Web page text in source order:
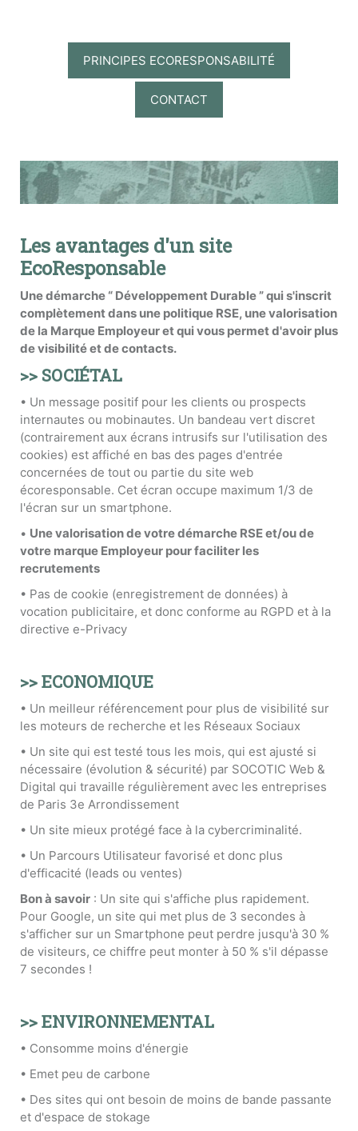
PRINCIPES ECORESPONSABILITÉ
CONTACT
Les avantages d'un site
EcoResponsable
Une démarche “ Développement Durable ” qui s'inscrit
complètement dans une politique RSE, une valorisation
de la Marque Employeur et qui vous permet d'avoir plus
de visibilité et de contacts.
>> SOCIÉTAL
• Un message positif pour les clients ou prospects
internautes ou mobinautes. Un bandeau vert discret
(contrairement aux écrans intrusifs sur l'utilisation des
cookies) est affiché en bas des pages d'entrée
concernées de tout ou partie du site web
écoresponsable. Cet écran occupe maximum 1/3 de
l'écran sur un smartphone.
• Une valorisation de votre démarche RSE et/ou de
votre marque Employeur pour faciliter les
recrutements
• Pas de cookie (enregistrement de données) à
vocation publicitaire, et donc conforme au RGPD et à la
directive e-Privacy
>> ECONOMIQUE
• Un meilleur référencement pour plus de visibilité sur
les moteurs de recherche et les Réseaux Sociaux
• Un site qui est testé tous les mois, qui est ajusté si
nécessaire (évolution & sécurité) par SOCOTIC Web &
Digital qui travaille régulièrement avec les entreprises
de Paris 3e Arrondissement
• Un site mieux protégé face à la cybercriminalité.
• Un Parcours Utilisateur favorisé et donc plus
d'efficacité (leads ou ventes)
Bon à savoir : Un site qui s'affiche plus rapidement.
Pour Google, un site qui met plus de 3 secondes à
s'afficher sur un Smartphone peut perdre jusqu'à 30 %
de visiteurs, ce chiffre peut monter à 50 % s'il dépasse
7 secondes !
>> ENVIRONNEMENTAL
• Consomme moins d'énergie
• Emet peu de carbone
• Des sites qui ont besoin de moins de bande passante
et d'espace de stokage